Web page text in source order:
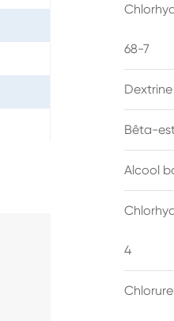
68-7
Bêta-
Alcool
4